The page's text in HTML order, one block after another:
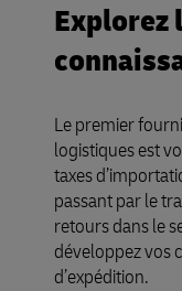
Explorez
Le premier
logistiques est
taxes
passant par le
retours dans le
développez vos
d’expédition.